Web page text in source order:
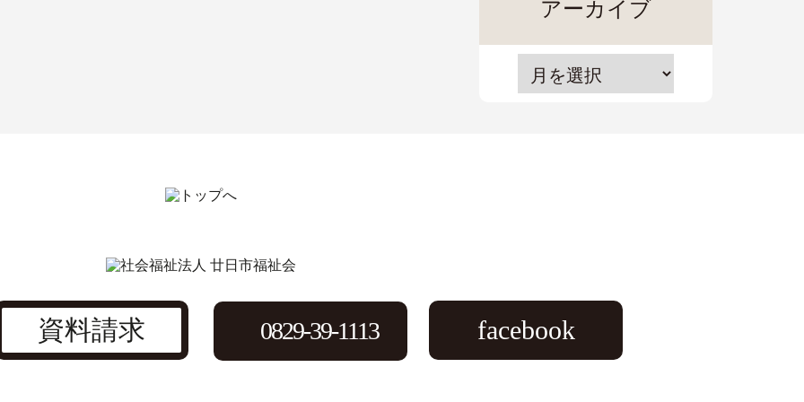
アーカイブ
資料請求 0829-39-1113 facebook